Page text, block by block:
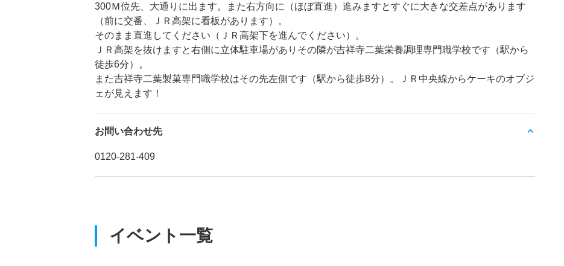
300Ｍ位先、大通りに出ます。また右方向に（ほぼ直進）進みますとすぐに大きな交差点があります
（前に交番、ＪＲ高架に看板があります）。
そのまま直進してください（ＪＲ高架下を進んでください）。
ＪＲ高架を抜けますと右側に立体駐車場がありその隣が吉祥寺二葉栄養調理専門職学校です（駅から
徒歩6分）。
また吉祥寺二葉製菓専門職学校はその先左側です（駅から徒歩8分）。ＪＲ中央線からケーキのオブジ
ェが見えます！
お問い合わせ先
0120-281-409
イベント一覧